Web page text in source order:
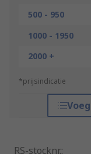
500 - 950
1000 - 1950
2000 +
*prijsindicatie
RS-stocknr.: